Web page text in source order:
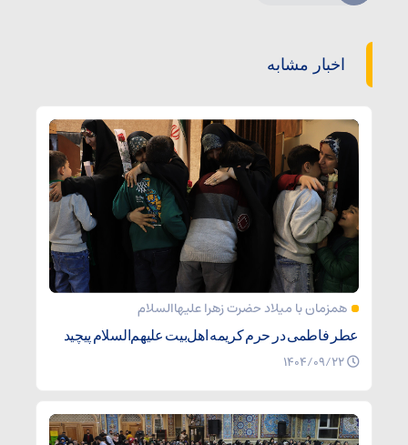
اخبار مشابه
همزمان با میلاد حضرت زهرا علیهاالسلام
عطر فاطمی در حرم کریمه اهل‌بیت علیهم‌السلام پیچید